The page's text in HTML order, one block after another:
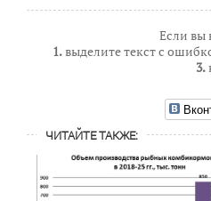
Если вы
1.выделите текст с
3.
ЧИТАЙТЕ ТАКЖЕ: